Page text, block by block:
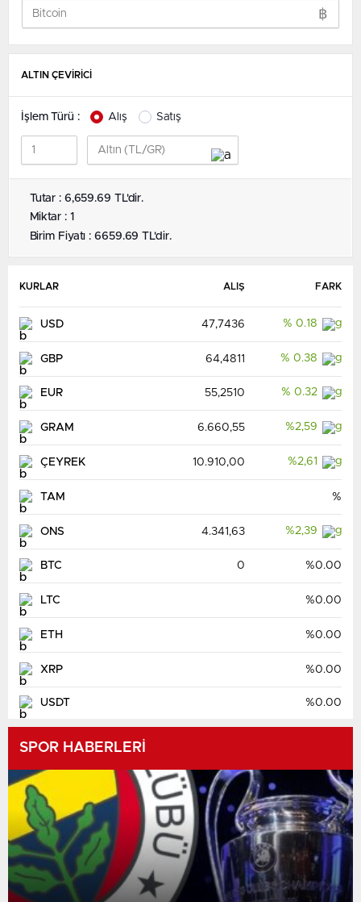
฿
ALTIN ÇEVİRİCİ
İşlem Türü : Alış Satış
Tutar : 6,659.69 TL'dir.
Miktar : 1
Birim Fiyatı : 6659.69 TL'dir.
KURLAR ALIŞ FARK
USD 47,7436 % 0.18
GBP 64,4811 % 0.38
EUR 55,2510 % 0.32
GRAM 6.660,55 %2,59
ÇEYREK 10.910,00 %2,61
TAM %
ONS 4.341,63 %2,39
BTC 0 %0.00
LTC %0.00
ETH %0.00
XRP %0.00
USDT %0.00
SPOR HABERLERİ